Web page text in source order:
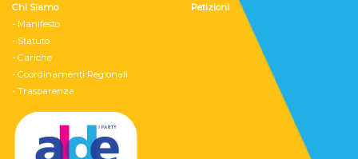
Chi Siamo
- Manifesto
- Statuto
- Cariche
- Coordinamenti Regionali
- Trasparenza
Petizioni